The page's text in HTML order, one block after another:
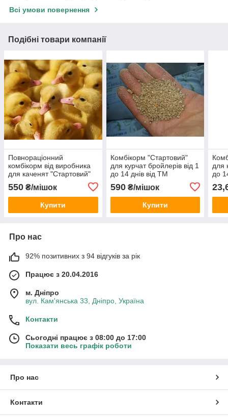
Всі умови повернення
Подібні товари компанії
Повнораціонний
комбікорм від виробника
для каченят "Стартовий"
550 ₴/мішок
Купити
Комбікорм "Стартовий"
для курчат бройлерів від 1
до 14 днів від ТМ
590₴/мішок
Купити
для
до
Про нас
92% позитивних з 94 відгуків за рік
Працює з 20.04.2016
м. Дніпро
вул. Кам'янська 33, Дніпро, Україна
Контакти
Сьогодні працює з 08:00 до 17:00
Показати весь графік роботи
Про нас
Контакти